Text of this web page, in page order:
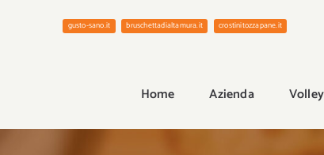
gusto-sano.it bruschettadialtamura.it crostinitozzapane.it
Home Azienda Volley